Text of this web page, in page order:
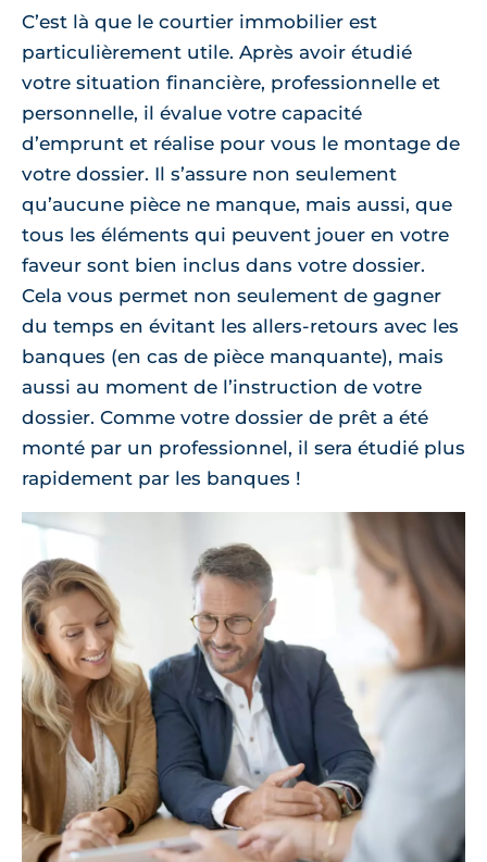
C’est là que le courtier immobilier est
particulièrement utile. Après avoir étudié
votre situation financière, professionnelle et
personnelle, il évalue votre capacité
d’emprunt et réalise pour vous le montage de
votre dossier. Il s’assure non seulement
qu’aucune pièce ne manque, mais aussi, que
tous les éléments qui peuvent jouer en votre
faveur sont bien inclus dans votre dossier.
Cela vous permet non seulement de gagner
du temps en évitant les allers-retours avec les
banques (en cas de pièce manquante), mais
aussi au moment de l’instruction de votre
dossier. Comme votre dossier de prêt a été
monté par un professionnel, il sera étudié plus
rapidement par les banques !